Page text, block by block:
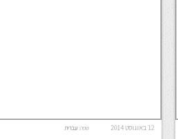
12 באוגוסט 2014 שפה: עברית